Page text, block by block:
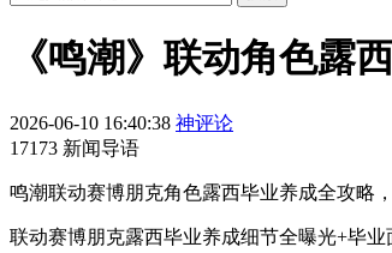
《鸣潮》联动角色露
2026-06-10 16:40:38 神评论
17173 新闻导语
鸣潮联动赛博朋克角色露西毕业养成全攻略
联动赛博朋克露西毕业养成细节全曝光+毕业